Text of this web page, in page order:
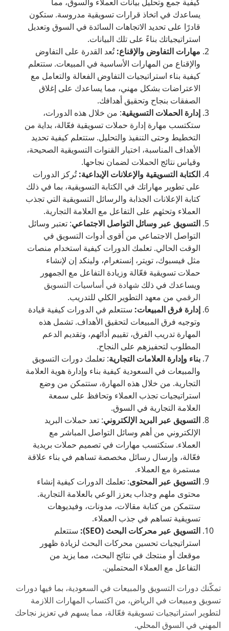
يساعدك في اتخاذ قرارات تسويقية مدروسة. ستكون
قادرًا على تحديد الاتجاهات السائدة في السوق وتعديل
استراتيجياتك بناءً على تلك البيانات.
مهارات التفاوض والإقناع:تُعد القدرة على التفاوض
والإقناع من المهارات الأساسية في المبيعات. ستتعلم
كيفية بناء استراتيجيات التفاوض الفعالة والتعامل مع
الاعتراضات بشكل مهني، مما يساعدك على إغلاق
الصفقات بنجاح وتحقيق أهدافك.
إدارة الحملات التسويقية: من خلال هذه الدورات،
ستكتسب مهارة إدارة حملات تسويقية فعّالة، بداية من
التخطيط وحتى التنفيذ والتحليل. ستتعلم كيفية تحديد
الأهداف المناسبة، اختيار القنوات التسويقية الصحيحة،
وقياس نتائج الحملات لضمان نجاحها.
الكتابة التسويقية والإعلانات الإبداعية:تُركز الدورات
على تطوير مهاراتك في الكتابة التسويقية، بما في ذلك
كتابة الإعلانات الجذابة والرسائل التسويقية التي تجذب
العملاء وتحثهم على التفاعل مع العلامة التجارية.
التسويق عبر وسائل التواصل الاجتماعي: تعتبر وسائل
التواصل الاجتماعي من أقوى أدوات التسويق في
الوقت الحالي. تعلمك الدورات كيفية استخدام منصات
مثل فيسبوك، تويتر، إنستغرام، ولينكد إن لإنشاء
حملات تسويقية فعّالة وزيادة التفاعل مع الجمهور
ويساعدك في ذلك شهادة في أساسيات التسويق
الرقمي من معهد التطوير الكلي للتدريب.
إدارة فرق المبيعات: ستتعلم في الدورات كيفية قيادة
وتوجيه فرق المبيعات لتحقيق الأهداف. تشمل هذه
المهارة تدريب الفرق، تقييم أدائهم، وتقديم الدعم
المطلوب لتحفيزهم على النجاح.
بناء وإدارة العلامات التجارية: تعلمك دورات التسويق
والمبيعات في السعودية كيفية بناء وإدارة هوية العلامة
التجارية. من خلال هذه المهارة، ستتمكن من وضع
استراتيجيات تجذب العملاء وتحافظ على سمعة
العلامة التجارية في السوق.
التسويق عبر البريد الإلكتروني: تعد حملات البريد
الإلكتروني من أهم وسائل التواصل المباشر مع
العملاء. ستكتسب مهارات في تصميم حملات بريدية
فعّالة، وإرسال رسائل مخصصة تساهم في بناء علاقة
مستمرة مع العملاء.
التسويق عبر المحتوى: تعلمك الدورات كيفية إنشاء
محتوى ملهم وجذاب يعزز الوعي بالعلامة التجارية.
ستتمكن من كتابة مقالات، مدونات، وفيديوهات
تسويقية تساهم في جذب العملاء.
التسويق عبر محركات البحث (SEO):
ستتعلم
استراتيجيات تحسين محركات البحث لزيادة ظهور
موقعك أو منتجك في نتائج البحث، مما يزيد من
التفاعل مع العملاء المحتملين.
تمكّنك دورات التسويق والمبيعات في السعودية، بما فيها دورات
تسويق ومبيعات في الرياض، من اكتساب المهارات اللازمة
لتطوير استراتيجيات تسويقية فعّالة، مما يسهم في تعزيز نجاحك
المهني في السوق المحلي.